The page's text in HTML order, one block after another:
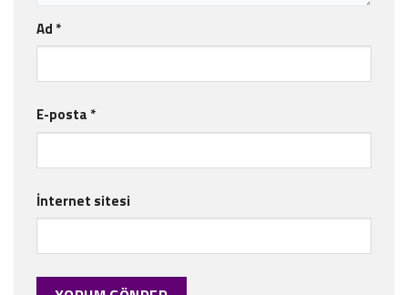
Ad *
E-posta *
İnternet sitesi